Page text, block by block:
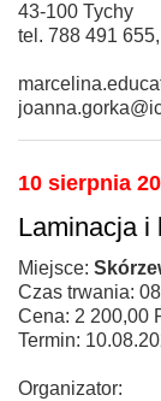
43-100 Tychy
tel. 788 491
10 sierpnia
Laminacja i
Miejsce:
Czas trwania:
Cena: 2 200,00
Termin:
Organizator: